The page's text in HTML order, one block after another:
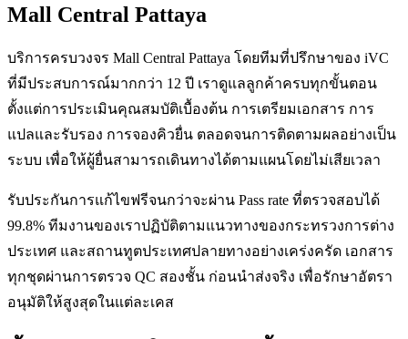
Mall Central Pattaya
บริการครบวงจร Mall Central Pattaya โดยทีมที่ปรึกษาของ iVC
ที่มีประสบการณ์มากกว่า 12 ปี เราดูแลลูกค้าครบทุกขั้นตอน
ตั้งแต่การประเมินคุณสมบัติเบื้องต้น การเตรียมเอกสาร การ
แปลและรับรอง การจองคิวยื่น ตลอดจนการติดตามผลอย่างเป็น
ระบบ เพื่อให้ผู้ยื่นสามารถเดินทางได้ตามแผนโดยไม่เสียเวลา
รับประกันการแก้ไขฟรีจนกว่าจะผ่าน Pass rate ที่ตรวจสอบได้
99.8% ทีมงานของเราปฏิบัติตามแนวทางของกระทรวงการต่าง
ประเทศ และสถานทูตประเทศปลายทางอย่างเคร่งครัด เอกสาร
ทุกชุดผ่านการตรวจ QC สองชั้น ก่อนนำส่งจริง เพื่อรักษาอัตรา
อนุมัติให้สูงสุดในแต่ละเคส